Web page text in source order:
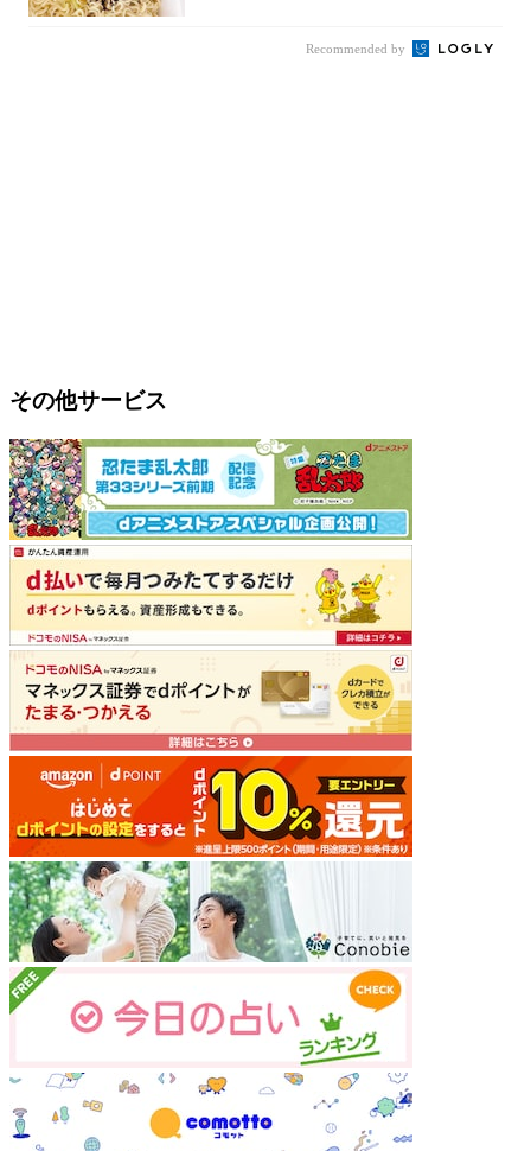
Recommended by
その他サービス